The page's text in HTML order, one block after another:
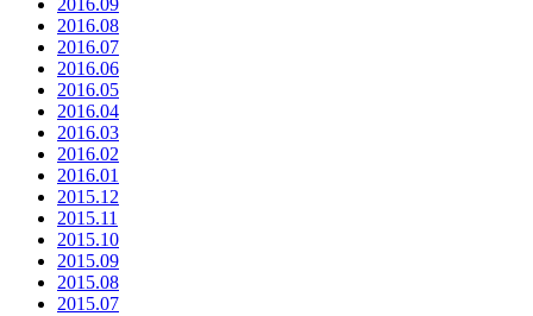
2016.09
2016.08
2016.07
2016.06
2016.05
2016.04
2016.03
2016.02
2016.01
2015.12
2015.11
2015.10
2015.09
2015.08
2015.07